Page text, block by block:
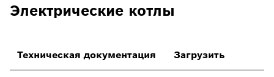
Электрические котлы
Техническая документация Загрузить